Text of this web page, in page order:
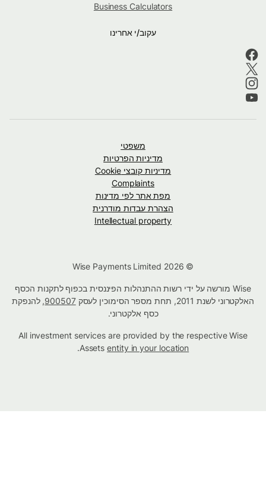
Business Calculators
עקוב/י אחרינו
משפטי
מדיניות הפרטיות
מדיניות קובצי Cookie
Complaints
מפת אתר לפי מדינות
הצהרת עבדות מודרנית
Intellectual property
Wise מורשה על ידי רשות ההתנהלות הפיננסית בכפוף לתקנות הכסף
האלקטרוני לשנת 2011, תחת מספר הסימוכין לעסק
900507, להנפקת
כסף אלקטרוני.
All investment services are provided by the respective Wise
Assetsentity in your location
.